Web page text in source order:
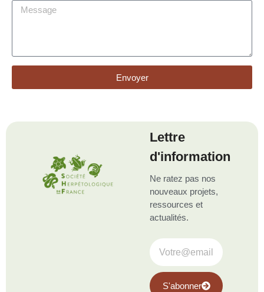
Envoyer
Lettre
d'information
Ne ratez pas nos
nouveaux projets,
ressources et
actualités.
S'abonner